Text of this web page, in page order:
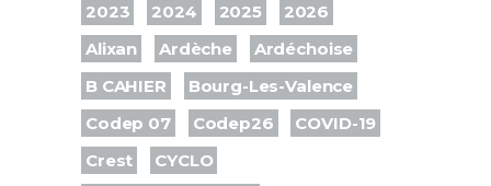
2023
2024 2025
2026
Alixan
Ardèche
Ardéchoise
B CAHIER
Bourg-Les-Valence
Codep 07
Codep26
COVID-19
Crest
CYCLO